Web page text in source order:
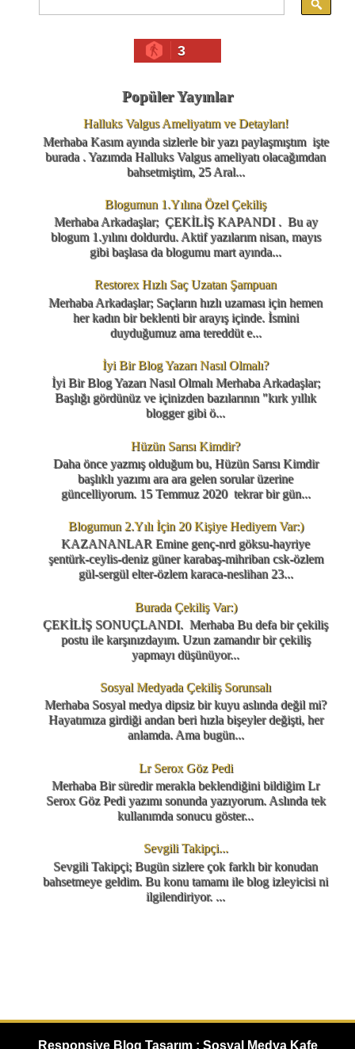
3
Popüler Yayınlar
Halluks Valgus Ameliyatım ve Detayları!
Merhaba Kasım ayında sizlerle bir yazı paylaşmıştım işte
burada . Yazımda Halluks Valgus ameliyatı olacağımdan
bahsetmiştim, 25 Aral...
Blogumun 1.Yılına Özel Çekiliş
Merhaba Arkadaşlar; ÇEKİLİŞ KAPANDI . Bu ay
blogum 1.yılını doldurdu. Aktif yazılarım nisan, mayıs
gibi başlasa da blogumu mart ayında...
Restorex Hızlı Saç Uzatan Şampuan
Merhaba Arkadaşlar; Saçların hızlı uzaması için hemen
her kadın bir beklenti bir arayış içinde. İsmini
duyduğumuz ama tereddüt e...
İyi Bir Blog Yazarı Nasıl Olmalı?
İyi Bir Blog Yazarı Nasıl Olmalı Merhaba Arkadaşlar;
Başlığı gördünüz ve içinizden bazılarının "kırk yıllık
blogger gibi ö...
Hüzün Sarısı Kimdir?
Daha önce yazmış olduğum bu, Hüzün Sarısı Kimdir
başlıklı yazımı ara ara gelen sorular üzerine
güncelliyorum. 15 Temmuz 2020 tekrar bir gün...
Blogumun 2.Yılı İçin 20 Kişiye Hediyem Var:)
KAZANANLAR Emine genç-nrd göksu-hayriye
şentürk-ceylis-deniz güner karabaş-mihriban csk-özlem
gül-sergül elter-özlem karaca-neslihan 23...
Burada Çekiliş Var:)
ÇEKİLİŞ SONUÇLANDI. Merhaba Bu defa bir çekiliş
postu ile karşınızdayım. Uzun zamandır bir çekiliş
yapmayı düşünüyor...
Sosyal Medyada Çekiliş Sorunsalı
Merhaba Sosyal medya dipsiz bir kuyu aslında değil mi?
Hayatımıza girdiği andan beri hızla bişeyler değişti, her
anlamda. Ama bugün...
Lr Serox Göz Pedi
Merhaba Bir süredir merakla beklendiğini bildiğim Lr
Serox Göz Pedi yazımı sonunda yazıyorum. Aslında tek
kullanımda sonucu göster...
Sevgili Takipçi...
Sevgili Takipçi; Bugün sizlere çok farklı bir konudan
bahsetmeye geldim. Bu konu tamamı ile blog izleyicisi ni
ilgilendiriyor. ...
Responsive Blog Tasarım : Sosyal Medya Kafe